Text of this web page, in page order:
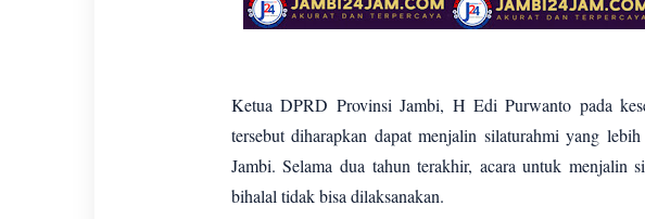
Ketua DPRD Provinsi Jambi, H Edi Purwanto pada
tersebut diharapkan dapat menjalin silaturahmi yang
Jambi. Selama dua tahun terakhir, acara untuk menjalin
bihalal tidak bisa dilaksanakan.